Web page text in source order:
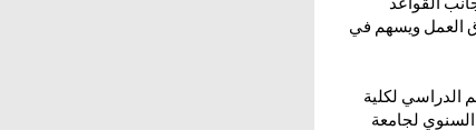
العمل ويسهم في
الدراسي لكلية
إلى جانب اعتماد التقرير السنوي لجامعة